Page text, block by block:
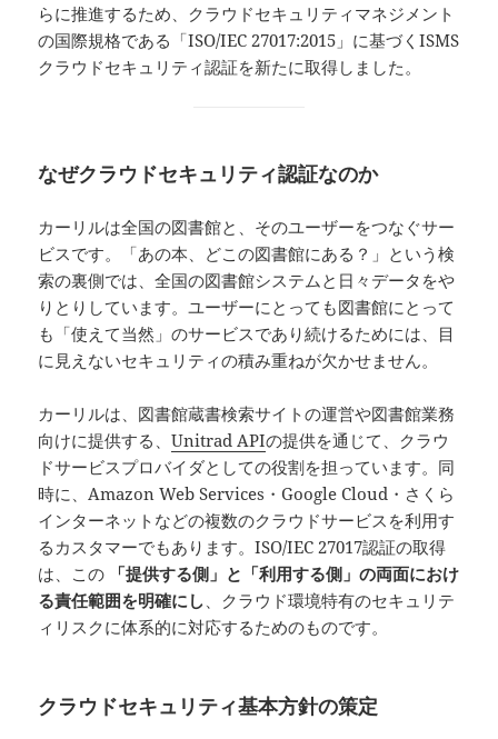
らに推進するため、クラウドセキュリティマネジメント
の国際規格である「ISO/IEC 27017:2015」に基づくISMS
クラウドセキュリティ認証を新たに取得しました。
なぜクラウドセキュリティ認証なのか
カーリルは全国の図書館と、そのユーザーをつなぐサー
ビスです。「あの本、どこの図書館にある？」という検
索の裏側では、全国の図書館システムと日々データをや
りとりしています。ユーザーにとっても図書館にとって
も「使えて当然」のサービスであり続けるためには、目
に見えないセキュリティの積み重ねが欠かせません。
カーリルは、図書館蔵書検索サイトの運営や図書館業務
向けに提供する、Unitrad APIの提供を通じて、クラウ
ドサービスプロバイダとしての役割を担っています。同
時に、Amazon Web Services・Google Cloud・さくら
インターネットなどの複数のクラウドサービスを利用す
るカスタマーでもあります。ISO/IEC 27017認証の取得
は、この
「提供する側」と「利用する側」の両面におけ
る責任範囲を明確にし 、クラウド環境特有のセキュリテ
ィリスクに体系的に対応するためのものです。
クラウドセキュリティ基本方針の策定